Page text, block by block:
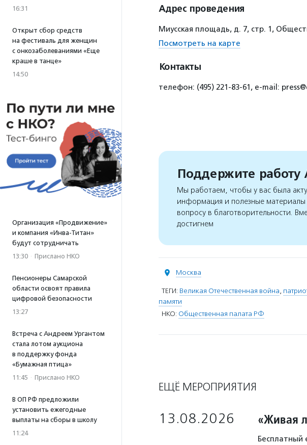
16:31
Открыт сбор средств
на фестиваль для женщин
с онкозаболеваниями «Еще
краше в танце»
14:50
Организация «Продвижение»
и компания «Инва-Титан»
будут сотрудничать
13:30 · Прислано НКО
Пенсионеры Самарской
области освоят правила
цифровой безопасности
13:27
Встреча с Андреем Ургантом
стала лотом аукциона
в поддержку фонда
«Бумажная птица»
11:45 · Прислано НКО
В ОП РФ предложили
установить ежегодные
выплаты на сборы в школу
11:24
Адрес проведения
Миусская площадь, д. 7, стр. 1,
Посмотреть на карте
Контакты
телефон: (495) 221-83-61, e-mail:
Поддержите работу
Мы работаем, чтобы у вас была
информация и полезные
вопросу в благотворительности.
достигнем
Москва
ТЕГИ: Великая Отечественная война,
памяти
НКО: Общественная палата РФ
ЕЩЁ МЕРОПРИЯТИЯ
13.08.2026 «Живая
Бесплатный